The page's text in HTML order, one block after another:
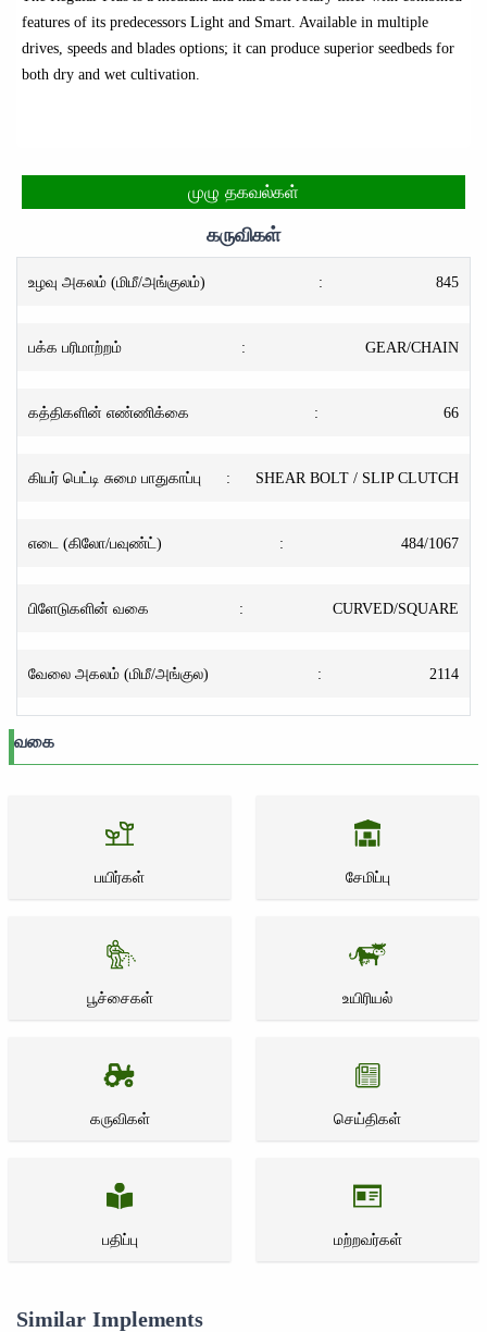
features of its predecessors Light and Smart. Available in multiple
drives, speeds and blades options; it can produce superior seedbeds for
both dry and wet cultivation.
முழு தகவல்கள்
கருவிகள்
உழவு அகலம் (மிமீ/அங்குலம்) : 845
பக்க பரிமாற்றம் : GEAR/CHAIN
கத்திகளின் எண்ணிக்கை : 66
கியர் பெட்டி சுமை பாதுகாப்பு : SHEAR BOLT / SLIP CLUTCH
எடை (கிலோ/பவுண்ட்) : 484/1067
பிளேடுகளின் வகை : CURVED/SQUARE
வேலை அகலம் (மிமீ/அங்குல) : 2114
வகை
பயிர்கள் சேமிப்பு
பூச்சைகள் உயிரியல்
கருவிகள் செய்திகள்
பதிப்பு மற்றவர்கள்
Similar Implements